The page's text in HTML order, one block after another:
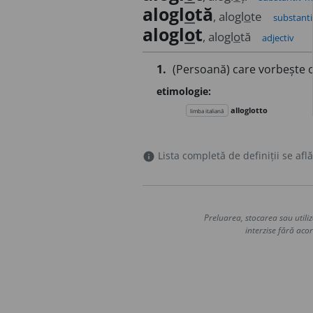
aloglotă, aloglote
aloglot, aloglotă adjectiv
1. (Persoană) care vorbește
etimologie:
limba italiană alloglotto
info Lista completă de definiții se
Preluarea, stocarea sau
interzise fără